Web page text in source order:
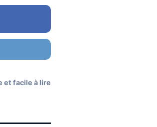
et facile à lire